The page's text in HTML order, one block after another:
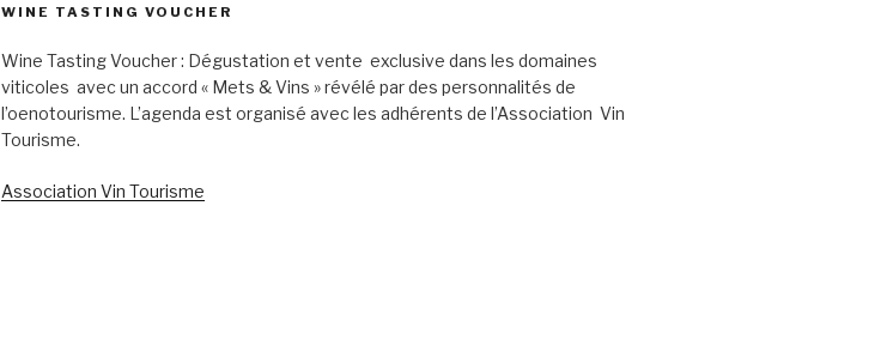
WINE TASTING VOUCHER
Wine Tasting Voucher : Dégustation et vente exclusive dans les domaines
viticoles avec un accord « Mets & Vins » révélé par des personnalités de
l’oenotourisme. L’agenda est organisé avec les adhérents de l’Association Vin
Tourisme.
Association Vin Tourisme